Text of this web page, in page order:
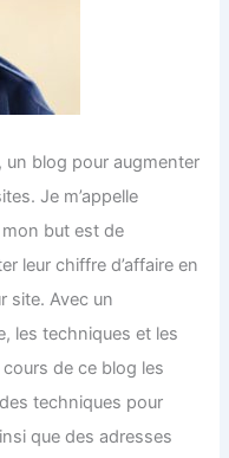
un blog pour augmenter
Je m’appelle
mon but est de
leur chiffre d’affaire en
site. Avec un
les techniques et les
de ce blog les
techniques pour
que des adresses